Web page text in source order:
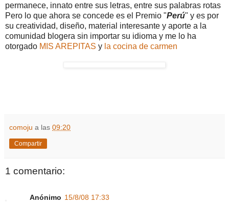
permanece, innato entre sus letras, entre sus palabras rotas
Pero lo que ahora se concede es el Premio "Perú" y es por
su creatividad, diseño, material interesante y aporte a la
comunidad blogera sin importar su idioma y me lo ha
otorgado MIS AREPITAS y la cocina de carmen
comoju a las 09:20
Compartir
1 comentario:
Anónimo 15/8/08 17:33